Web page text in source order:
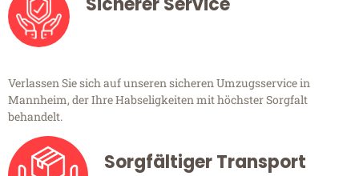
Verlassen Sie sich auf unseren sicheren Umzugsservice in
Mannheim, der Ihre Habseligkeiten mit höchster Sorgfalt
behandelt.
Sorgfältiger Transport